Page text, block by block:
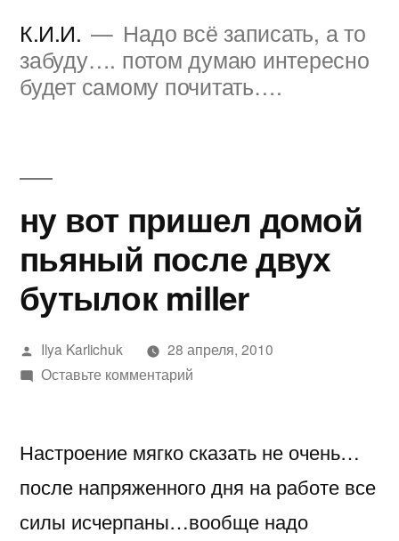
содержимому
К.И.И.
Надо всё записать, а то
забуду…. потом думаю интересно
будет самому почитать….
ну вот пришел домой
пьяный после двух
бутылок miller
Написано
автором
Ilya Karlichuk
28 апреля, 2010
Оставьте комментарийк
пришел
пьяный
после
Настроение мягко сказать не очень…
после напряженного дня на работе все
силы исчерпаны…вообще надо